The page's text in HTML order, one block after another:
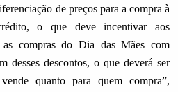
de preços para a compra à
o que deve incentivar aos
as compras do Dia das Mães com
desses descontos, o que deverá ser
quanto para quem compra”,